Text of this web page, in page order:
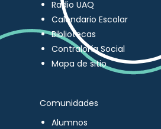
Radio UAQ
Calendario Escolar
Bibliotecas
Contraloría Social
Mapa de sitio
Comunidades
Alumnos